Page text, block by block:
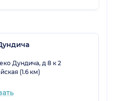
Дундича, д 8 к 2
(1.6 км)